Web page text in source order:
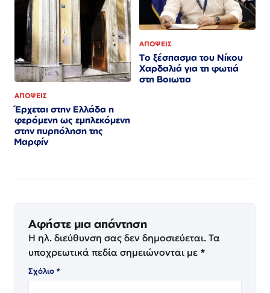
ΑΠΟΨΕΙΣ
Έρχεται στην Ελλάδα η
φερόμενη ως εμπλεκόμενη
στην πυρπόληση της
Μαρφίν
ΑΠΟΨΕΙΣ
Το ξέσπασμα του Νίκου
Χαρδαλιά για τη φωτιά
στη Βοιωτια
Αφήστε μια απάντηση
Η ηλ. διεύθυνση σας δεν δημοσιεύεται. Τα
υποχρεωτικά πεδία σημειώνονται με *
Σχόλιο*